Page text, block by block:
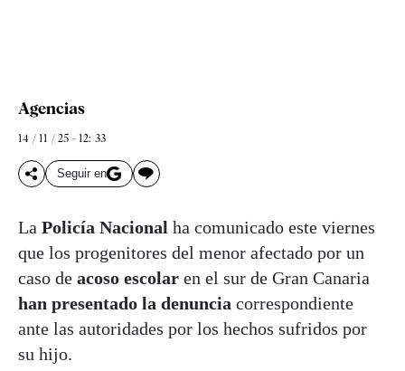
Agencias
14 / 11 / 25 - 12: 33
Seguir en
La Policía Nacional ha comunicado este viernes
que los progenitores del menor afectado por un
caso de acoso escolar en el sur de Gran Canaria
han presentado la denuncia correspondiente
ante las autoridades por los hechos sufridos por
su hijo.